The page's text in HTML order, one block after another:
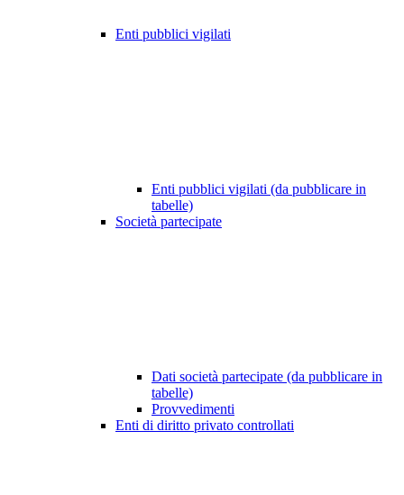
Enti pubblici vigilati
Enti pubblici vigilati (da pubblicare in
tabelle)
Società partecipate
Dati società partecipate (da pubblicare in
tabelle)
Provvedimenti
Enti di diritto privato controllati